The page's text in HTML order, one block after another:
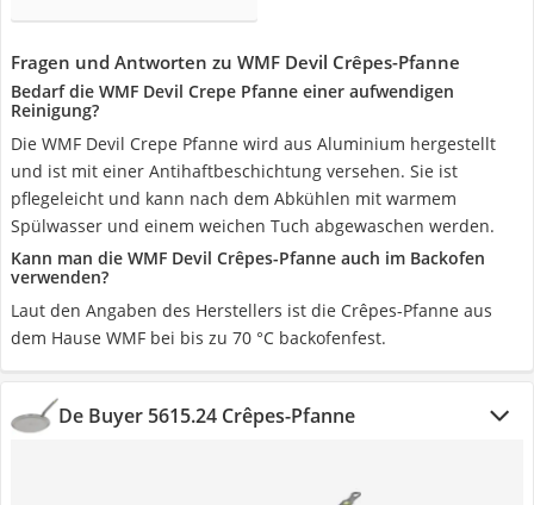
Fragen und Antworten zu WMF Devil Crêpes-Pfanne
Bedarf die WMF Devil Crepe Pfanne einer aufwendigen
Reinigung?
Die WMF Devil Crepe Pfanne wird aus Aluminium hergestellt
und ist mit einer Antihaftbeschichtung versehen. Sie ist
pflegeleicht und kann nach dem Abkühlen mit warmem
Spülwasser und einem weichen Tuch abgewaschen werden.
Kann man die WMF Devil Crêpes-Pfanne auch im Backofen
verwenden?
Laut den Angaben des Herstellers ist die Crêpes-Pfanne aus
dem Hause WMF bei bis zu 70 °C backofenfest.
De Buyer 5615.24 Crêpes-Pfanne